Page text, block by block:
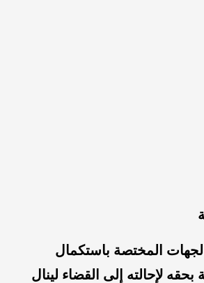
المختصة باستكمال
بحقه لإحالته إلى القضاء لينال